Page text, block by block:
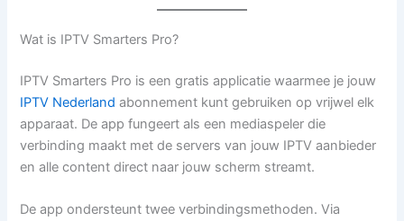
Wat is IPTV Smarters Pro?
IPTV Smarters Pro is een gratis applicatie waarmee je jouw
IPTV Nederland abonnement kunt gebruiken op vrijwel elk
apparaat. De app fungeert als een mediaspeler die
verbinding maakt met de servers van jouw IPTV aanbieder
en alle content direct naar jouw scherm streamt.
De app ondersteunt twee verbindingsmethoden. Via